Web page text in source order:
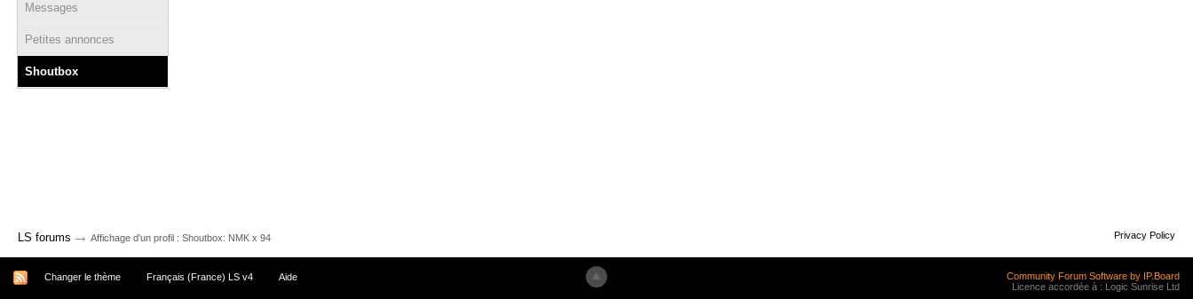
Messages
Petites annonces
Shoutbox
LS forums → Affichage d'un profil : Shoutbox: NMK x 94 Privacy Policy
Changer le thème Français (France) LS v4 Aide
Community Forum Software by IP.Board
Licence accordée à : Logic Sunrise Ltd